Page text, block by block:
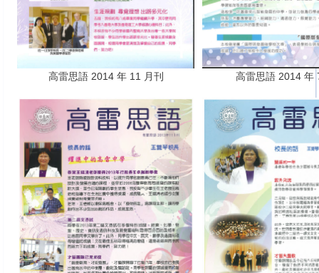
高雷思語 2014 年 11 月刊 高雷思語 2014 年